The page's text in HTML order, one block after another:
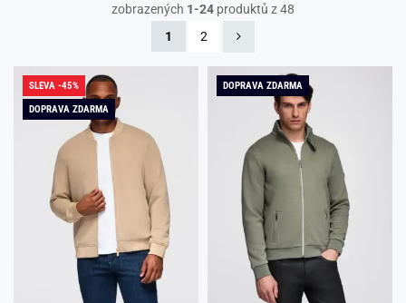
zobrazených 1-24produktů z 48
1
2
SLEVA -45%
DOPRAVA ZDARMA
DOPRAVA ZDARMA